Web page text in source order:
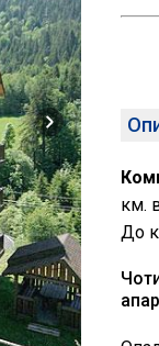
км.
До